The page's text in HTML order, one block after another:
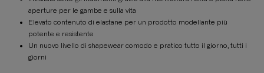
aperture per le gambe e sulla vita
Elevato contenuto di elastane per un prodotto modellante più
potente e resistente
Un nuovo livello di shapewear comodo e pratico tutto il giorno, tutti i
giorni